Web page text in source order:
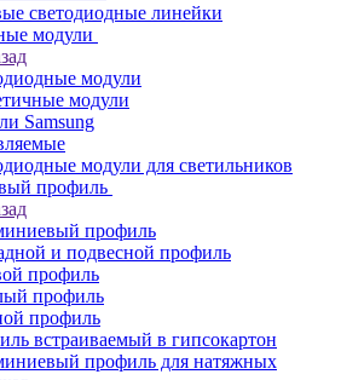
светодиодные линейки
модули
модули
модули
Samsung
модули для светильников
профиль
профиль
и подвесной профиль
профиль
профиль
профиль
встраиваемый в гипсокартон
профиль для натяжных